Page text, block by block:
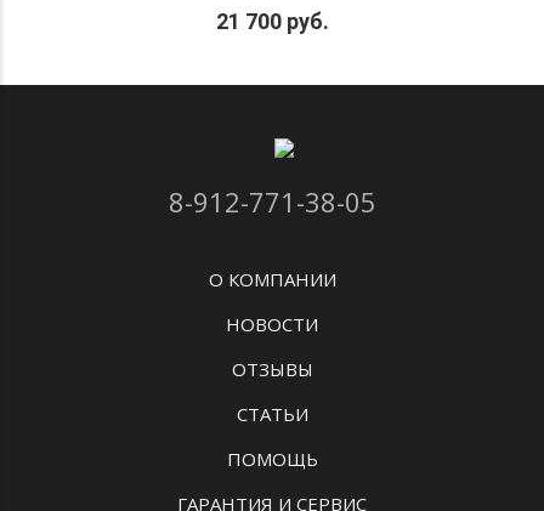
21 700 руб.
8-912-771-38-05
О КОМПАНИИ
НОВОСТИ
ОТЗЫВЫ
СТАТЬИ
ПОМОЩЬ
ГАРАНТИЯ И СЕРВИС